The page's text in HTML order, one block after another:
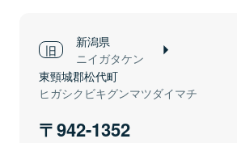
新潟県
ニイガタケン
東頸城郡松代町
ヒガシクビキグンマツダイマチ
942-1352